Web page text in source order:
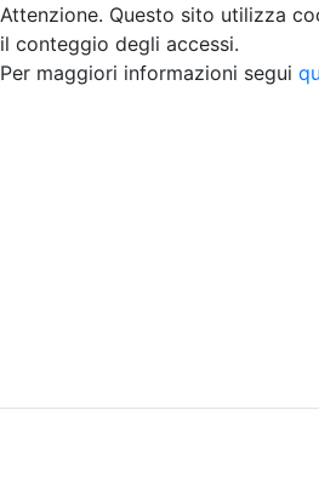
Attenzione. Questo sito utilizza
il conteggio degli accessi.
Per maggiori informazioni segui